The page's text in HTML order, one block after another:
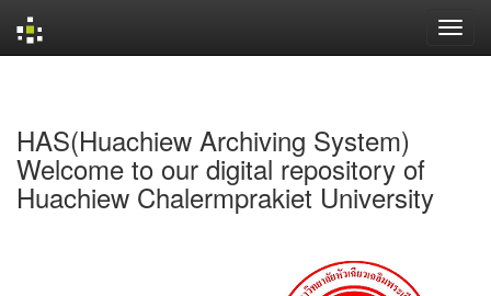
HAS(Huachiew Archiving System)
Welcome to our digital repository of
Huachiew Chalermprakiet University